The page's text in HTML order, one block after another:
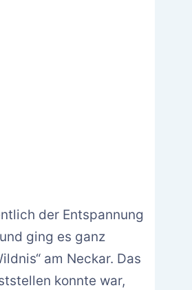
der Entspannung
ging es ganz
am Neckar. Das
konnte war,